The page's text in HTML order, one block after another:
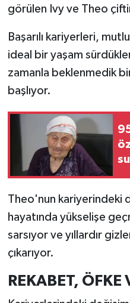
görülen Ivy ve Theo
Başarılı kariyerleri,
ideal bir yaşam
zamanla beklenmedik
başlıyor.
Theo'nun kariyerindeki
hayatında yükselişe
sarsıyor ve yıllardır
çıkarıyor.
REKABET, ÖFKE